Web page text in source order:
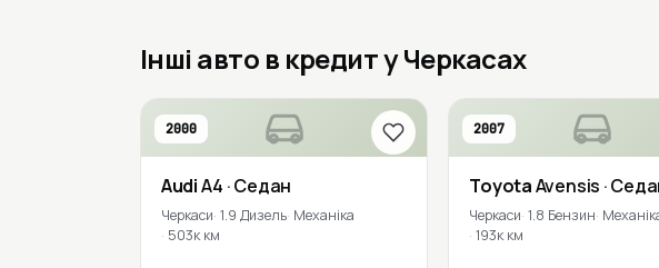
Інші авто в кредит у Черкасах
2000
AudiA4 · Седан
Черкаси 1.9 Дизель Механіка
503к км
2007
ToyotaAvensis ·
Черкаси 1.8 Бензин
193к км